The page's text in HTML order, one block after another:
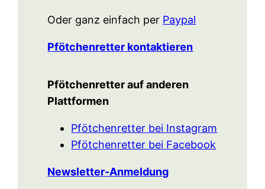
Oder ganz einfach per Paypal
Pfötchenretter kontaktieren
Pfötchenretter auf anderen
Plattformen
Pfötchenretter bei Instagram
Pfötchenretter bei Facebook
Newsletter-Anmeldung